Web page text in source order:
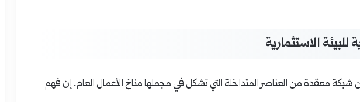
الاستثمارية
شبكة معقدة من العناصر المتداخلة التي تشكل في مجملها مناخ الأعمال العام. إن فهم